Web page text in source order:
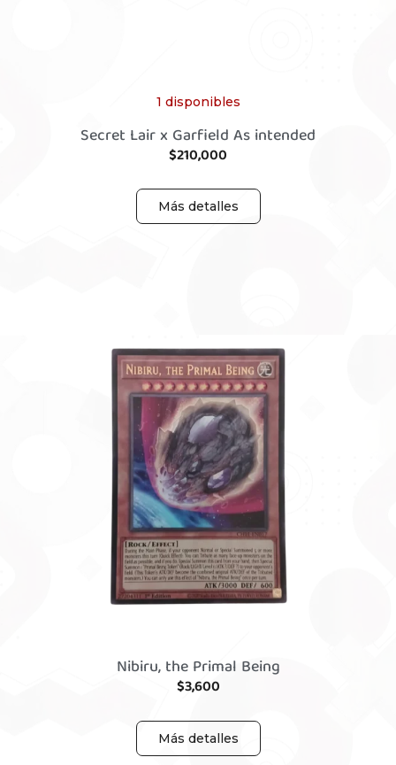
1 disponibles
Secret Lair x Garfield As intended
$210,000
Más detalles
Nibiru, the Primal Being
$3,600
Más detalles